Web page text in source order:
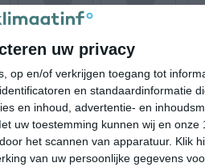
uw privacy
op en/of verkrijgen toegang tot
en standaardinformatie
en inhoud, advertentie- en
uw toestemming kunnen wij en onze
het scannen van apparatuur. Klik
van uw persoonlijke gegevens
38° 25°
31°C 35°C
12:00